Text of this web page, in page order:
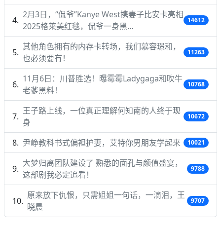
2月3日，“侃爷”Kanye West携妻子比安卡亮相
2025格莱美红毯，侃爷一身黑…
14612
其他角色拥有的内存卡转场，我们慕容璟和，
也必须要有！
11263
11月6日：川普胜选！曝霉霉Ladygaga和吹牛
老爹黑料！
10768
王子路上线，一位真正理解何知南的人终于现
身
10672
尹峥教科书式偏袒护妻，艾特你男朋友学起来 10021
大梦归离团队建设了 熟悉的面孔与颜值盛宴，
这部剧我必定追看！
9788
原来放下仇恨，只需姐姐一句话，一滴泪，王
晓晨
9707